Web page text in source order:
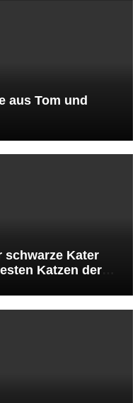
aus Tom und
schwarze Kater
Katzen der